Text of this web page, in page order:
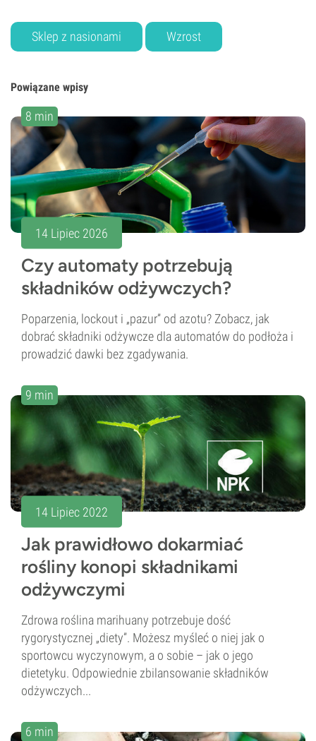
Sklep z nasionami Wzrost
Powiązane wpisy
8 min
14 Lipiec 2026
Czy automaty potrzebują
składników odżywczych?
Poparzenia, lockout i „pazur” od azotu? Zobacz, jak
dobrać składniki odżywcze dla automatów do podłoża i
prowadzić dawki bez zgadywania.
9 min
14 Lipiec 2022
Jak prawidłowo dokarmiać
rośliny konopi składnikami
odżywczymi
Zdrowa roślina marihuany potrzebuje dość
rygorystycznej „diety”. Możesz myśleć o niej jak o
sportowcu wyczynowym, a o sobie – jak o jego
dietetyku. Odpowiednie zbilansowanie składników
odżywczych...
6 min